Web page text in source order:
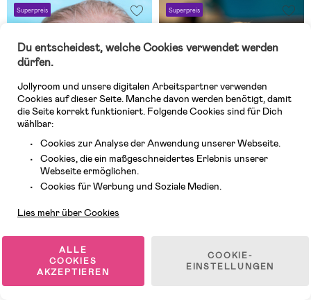
Superpreis
Schwimmbrille 6-12 Jahre,
Superpreis
Du entscheidest, welche Cookies verwendet werden
dürfen.
Jollyroom und unsere digitalen Arbeitspartner verwenden
Cookies auf dieser Seite. Manche davon werden benötigt, damit
die Seite korrekt funktioniert. Folgende Cookies sind für Dich
wählbar:
Cookies zur Analyse der Anwendung unserer Webseite.
Cookies, die ein maßgeschneidertes Erlebnis unserer
Webseite ermöglichen.
Cookies für Werbung und Soziale Medien.
Lies mehr über Cookies
ALLE
COOKIES
AKZEPTIEREN
COOKIE-
EINSTELLUNGEN